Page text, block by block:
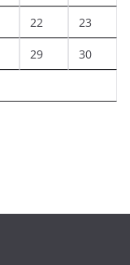
22 23
29 30